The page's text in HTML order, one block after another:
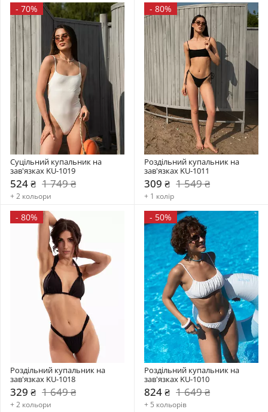
- 70%
Суцільний купальник на
зав'язках KU-1019
524 ₴ 1 749 ₴
+ 2 кольори
- 80%
Роздільний купальник на
зав'язках KU-1011
309 ₴ 1 549 ₴
+ 1 колір
- 80%
Роздільний купальник на
зав'язках KU-1018
329 ₴ 1 649 ₴
+ 2 кольори
- 50%
Роздільний купальник на
зав'язках KU-1010
824 ₴ 1 649 ₴
+ 5 кольорів